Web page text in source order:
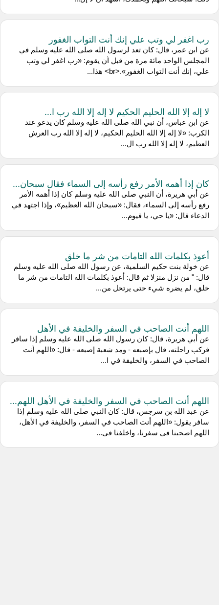
رب اغفر لي وتب علي إنك أنت التواب الغفور
عن ابن عمر، قال: كان تعد لرسول الله صلى الله عليه وسلم في
المجلس الواحد مائة مرة من قبل أن يقوم: «رب اغفر لي وتب
علي، إنك أنت التواب الغفور».<br> هذا...
لا إله إلا الله الحليم الحكيم لا إله إلا الله رب ا...
عن ابن عباس، أن نبي الله صلى الله عليه وسلم كان يدعو عند
الكرب: «لا إله إلا الله الحليم الحكيم، لا إله إلا الله رب العرش
العظيم، لا إله إلا الله رب ال...
كان إذا أهمه الأمر رفع رأسه إلى السماء فقال سبحان...
عن أبي هريرة، أن النبي صلى الله عليه وسلم كان إذا أهمه الأمر
رفع رأسه إلى السماء، فقال: «سبحان الله العظيم»، وإذا اجتهد في
الدعاء قال: «يا حي، يا قيوم...
أعوذ بكلمات الله التامات من شر ما خلق
عن خولة بنت حكيم السلمية، عن رسول الله صلى الله عليه وسلم
قال: " من نزل منزلا ثم قال: أعوذ بكلمات الله التامات من شر ما
خلق، لم يضره شيء حتى يرتحل من...
اللهم أنت الصاحب في السفر والخليفة في الأهل
عن أبي هريرة، قال: كان رسول الله صلى الله عليه وسلم إذا سافر
فركب راحلته، قال بإصبعه - ومد شعبة إصبعه - قال: «اللهم أنت
الصاحب في السفر، والخليفة في ا...
اللهم أنت الصاحب في السفر والخليفة في الأهل اللهم...
عن عبد الله بن سرجس، قال: كان النبي صلى الله عليه وسلم إذا
سافر يقول: «اللهم أنت الصاحب في السفر، والخليفة في الأهل،
اللهم اصحبنا في سفرنا، واخلفنا في...